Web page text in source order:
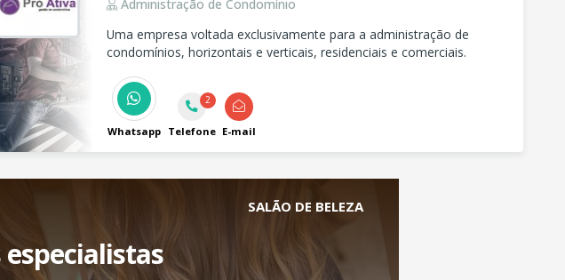
Administração de Condomínio
Uma empresa voltada exclusivamente para a administração de
condomínios, horizontais e verticais, residenciais e comerciais.
Whatsapp
2
Telefone E-mail
SALÃO DE BELEZA